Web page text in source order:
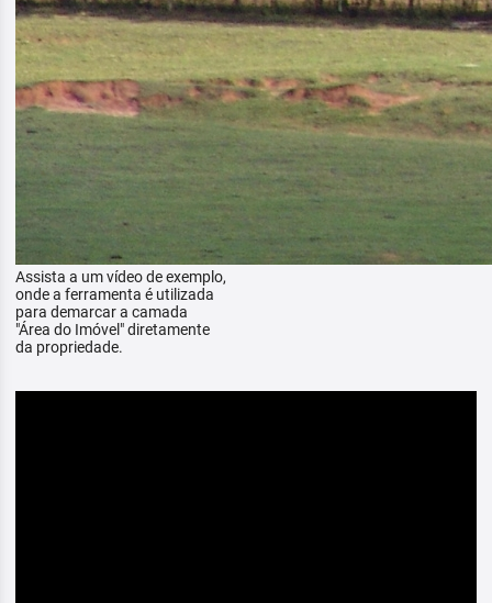
Assista a um vídeo de exemplo,
onde a ferramenta é utilizada
para demarcar a camada
"Área do Imóvel" diretamente
da propriedade.